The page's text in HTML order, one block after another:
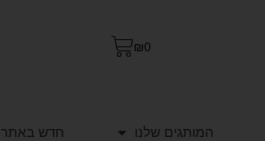
₪0
המותגים שלנו חדש באתר